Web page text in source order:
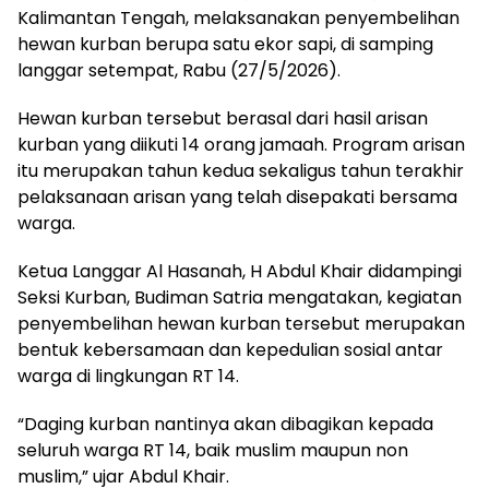
Kalimantan Tengah, melaksanakan penyembelihan
hewan kurban berupa satu ekor sapi, di samping
langgar setempat, Rabu (27/5/2026).
‎Hewan kurban tersebut berasal dari hasil arisan
kurban yang diikuti 14 orang jamaah. Program arisan
itu merupakan tahun kedua sekaligus tahun terakhir
pelaksanaan arisan yang telah disepakati bersama
warga.
‎Ketua Langgar Al Hasanah, H Abdul Khair didampingi
Seksi Kurban, Budiman Satria mengatakan, kegiatan
penyembelihan hewan kurban tersebut merupakan
bentuk kebersamaan dan kepedulian sosial antar
warga di lingkungan RT 14.
‎“Daging kurban nantinya akan dibagikan kepada
seluruh warga RT 14, baik muslim maupun non
muslim,” ujar Abdul Khair.